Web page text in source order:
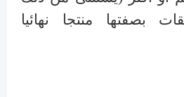
بصفتها منتجا نهائيا